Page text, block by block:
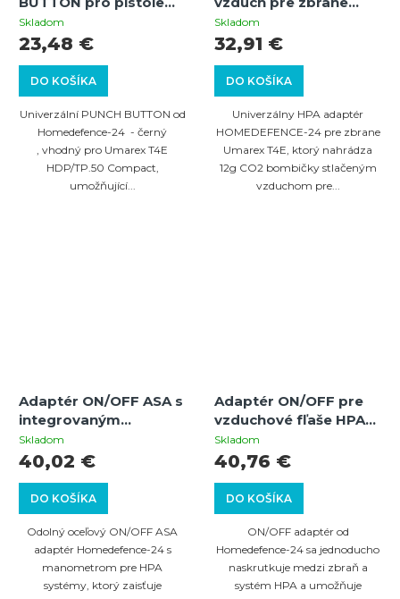
Umarex T4E
HDP/TP.50 COMPACT -
Skladom
DO KOŠÍKA
23,48 €
Univerzální PUNCH BUTTON od
Homedefence-24 - černý
, vhodný pro Umarex T4E
HDP/TP.50 Compact,
umožňující...
Umarex T4E
Skladom
DO KOŠÍKA
32,91 €
Univerzálny HPA adaptér
HOMEDEFENCE-24 pre zbrane
Umarex T4E, ktorý nahrádza
12g CO2 bombičky stlačeným
vzduchom pre...
Adaptér ON/OFF ASA s
integrovaným
manometrom pre HPA
vzduchové fľaše –
kontrola tlaku
Skladom
DO KOŠÍKA
40,02 €
Odolný oceľový ON/OFF ASA
adaptér Homedefence-24 s
manometrom pre HPA
systémy, ktorý zaisťuje
Adaptér ON/OFF pre
vzduchové fľaše HPA
vhodné pre zbrane
Umarex T4E
Skladom
DO KOŠÍKA
40,76 €
ON/OFF adaptér od
Homedefence-24 sa jednoducho
naskrutkuje medzi zbraň a
systém HPA a umožňuje